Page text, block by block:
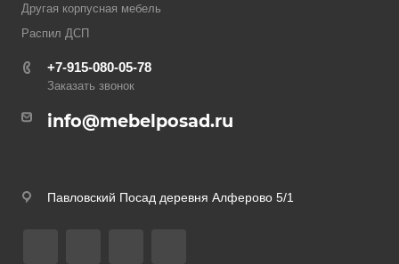
Другая корпусная мебель
Распил ДСП
+7-915-080-05-78
Заказать звонок
info@mebelposad.ru
Павловский Посад деревня Алферово 5/1